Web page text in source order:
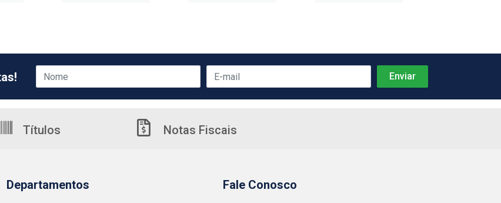
Títulos Notas Fiscais
Departamentos Fale Conosco